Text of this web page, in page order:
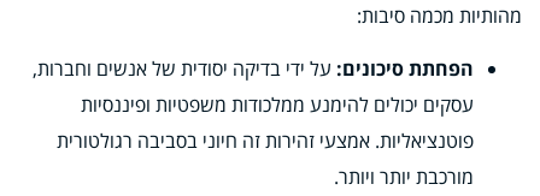
מהותיות מכמה סיבות:
הפחתת סיכונים: על ידי בדיקה יסודית של אנשים וחברות,
עסקים יכולים להימנע ממלכודות משפטיות ופיננסיות
פוטנציאליות. אמצעי זהירות זה חיוני בסביבה רגולטורית
מורכבת יותר ויותר.